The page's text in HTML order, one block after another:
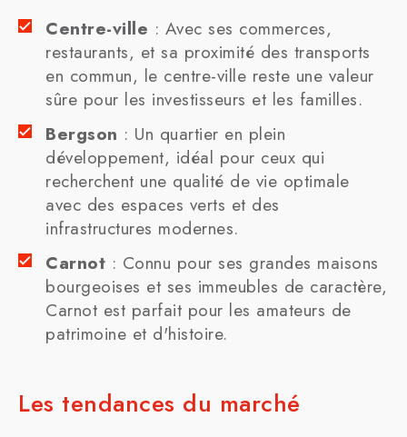
Centre-ville : Avec ses commerces,
restaurants, et sa proximité des transports
en commun, le centre-ville reste une valeur
sûre pour les investisseurs et les familles.
Bergson : Un quartier en plein
développement, idéal pour ceux qui
recherchent une qualité de vie optimale
avec des espaces verts et des
infrastructures modernes.
Carnot : Connu pour ses grandes maisons
bourgeoises et ses immeubles de caractère,
Carnot est parfait pour les amateurs de
patrimoine et d'histoire.
Les tendances du marché